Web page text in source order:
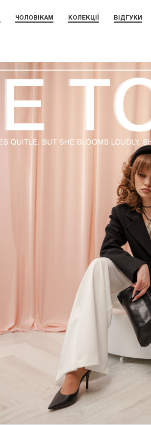
ЧОЛОВІКАМ КОЛЕКЦІЇ ВІДГУКИ